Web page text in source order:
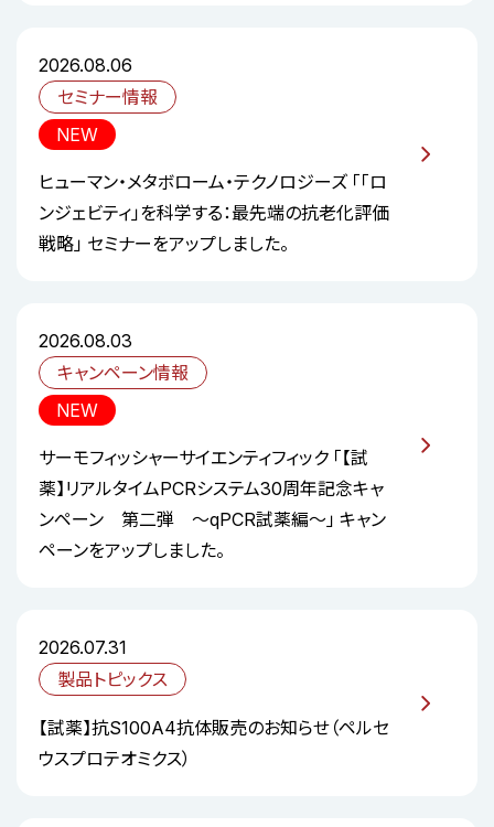
2026.08.06
セミナー情報
NEW
ヒューマン・メタボローム・テクノロジーズ 「「ロ
ンジェビティ」を科学する：最先端の抗老化評価
戦略」 セミナーをアップしました。
2026.08.03
キャンペーン情報
NEW
サーモフィッシャーサイエンティフィック 「【試
薬】リアルタイムPCRシステム30周年記念キャ
ンペーン 第二弾 ～qPCR試薬編～」 キャン
ペーンをアップしました。
2026.07.31
製品トピックス
【試薬】抗S100A4抗体販売のお知らせ（ペルセ
ウスプロテオミクス）